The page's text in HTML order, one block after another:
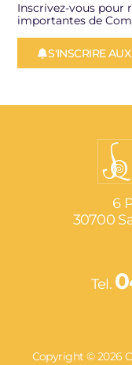
Inscrivez-vous pour
importantes de
S'INSCRIRE
6
30700
Tel.
Copyright © 2026